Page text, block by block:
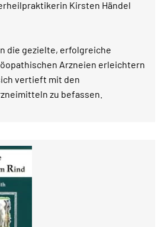
Kirsten Händel
die gezielte, erfolgreiche
Arzneien erleichtern
vertieft mit den
zu befassen.